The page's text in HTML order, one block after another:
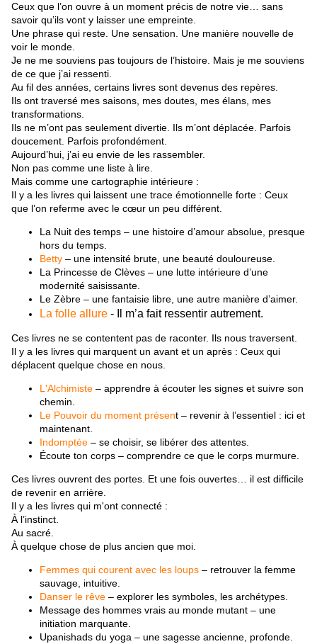
Ceux que l’on ouvre à un moment précis de notre vie… sans
savoir qu’ils vont y laisser une empreinte.
Une phrase qui reste. Une sensation. Une manière nouvelle de
voir le monde.
Je ne me souviens pas toujours de l’histoire. Mais je me souviens
de ce que j’ai ressenti.
Au fil des années, certains livres sont devenus des repères.
Ils ont traversé mes saisons, mes doutes, mes élans, mes
transformations.
Ils ne m’ont pas seulement divertie. Ils m’ont déplacée. Parfois
doucement. Parfois profondément.
Aujourd’hui, j’ai eu envie de les rassembler.
Non pas comme une liste à lire.
Mais comme une cartographie intérieure :
Il y a les livres qui laissent une trace émotionnelle forte : Ceux
que l’on referme avec le cœur un peu différent.
La Nuit des temps – une histoire d’amour absolue, presque
hors du temps.
Betty – une intensité brute, une beauté douloureuse.
La Princesse de Clèves – une lutte intérieure d’une
modernité saisissante.
Le Zèbre – une fantaisie libre, une autre manière d’aimer.
La folle allure - Il m’a fait ressentir autrement.
Ces livres ne se contentent pas de raconter. Ils nous traversent.
Il y a les livres qui marquent un avant et un après : Ceux qui
déplacent quelque chose en nous.
L'Alchimiste – apprendre à écouter les signes et suivre son
chemin.
Le Pouvoir du moment présent – revenir à l’essentiel : ici et
maintenant.
Indomptée – se choisir, se libérer des attentes.
Écoute ton corps – comprendre ce que le corps murmure.
Ces livres ouvrent des portes. Et une fois ouvertes… il est difficile
de revenir en arrière.
Il y a les livres qui m'ont connecté :
À l’instinct.
Au sacré.
À quelque chose de plus ancien que moi.
Femmes qui courent avec les loups – retrouver la femme
sauvage, intuitive.
Danser le rêve – explorer les symboles, les archétypes.
Message des hommes vrais au monde mutant – une
initiation marquante.
Upanishads du yoga – une sagesse ancienne, profonde.